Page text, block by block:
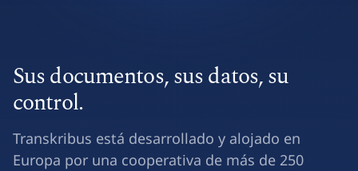
Sus documentos, sus datos, su
control.
Transkribus está desarrollado y alojado en
Europa por una cooperativa de más de 250